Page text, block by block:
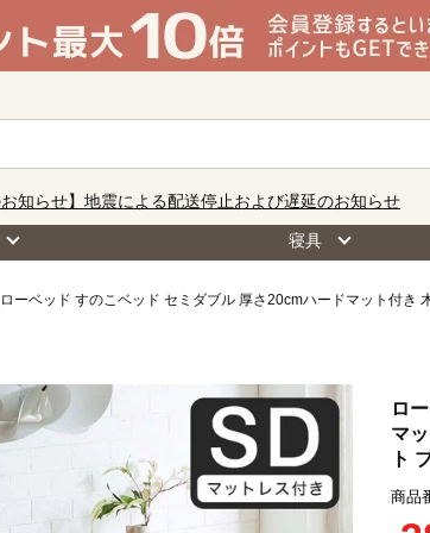
お知らせ】地震による配送停止および遅延のお知らせ
寝具
ーベッド すのこベッド セミダブル 厚さ20cmハードマット付き
ロ
マ
ト
商品